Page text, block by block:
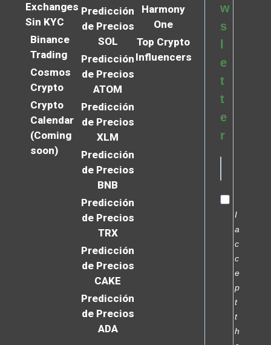
Exchanges
Sin KYC
Binance
Trading
Cosmos
Crypto
Crypto
Calendar
(Coming
soon)
Predicción
de Precios
SOL
Predicción
de Precios
ATOM
Predicción
de Precios
XLM
Predicción
de Precios
BNB
Predicción
de Precios
TRX
Predicción
de Precios
CAKE
Predicción
de Precios
ADA
Harmony
One
Top Crypto
Influencers
w
s
l
e
t
t
e
r
I
a
c
c
e
p
t
t
h